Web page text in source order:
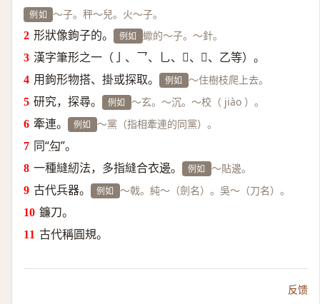
例如 ～子。秤～兒。火～子。
形狀像鉤子的。 例如 蠍的～子。～針。
漢字筆形之一（亅、乛、乚、、、乙等）。
用鉤形物搭、掛或探取。
例如 ～住樹枝爬上去。
研究，探尋。 例如 ～玄。～沉。～校（ jiào ）。
牽連。 例如 ～黨（指相牽連的同黨）。
同“勾”。
一種縫紉法，多指縫合衣邊。
例如 ～貼邊。
古代兵器。 例如 ～戟。純～（劍名）。吳～（刀名）。
鐮刀。
古代稱圓規。
反馈